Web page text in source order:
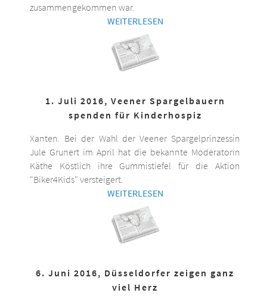
zusammengekommen war.
WEITERLESEN
1. Juli 2016, Veener Spargelbauern
spenden für Kinderhospiz
Xanten. Bei der Wahl der Veener Spargelprinzessin
Jule Grunert im April hat die bekannte Moderatorin
Käthe Köstlich ihre Gummistiefel für die Aktion
"Biker4Kids" versteigert.
WEITERLESEN
6. Juni 2016, Düsseldorfer zeigen ganz
viel Herz